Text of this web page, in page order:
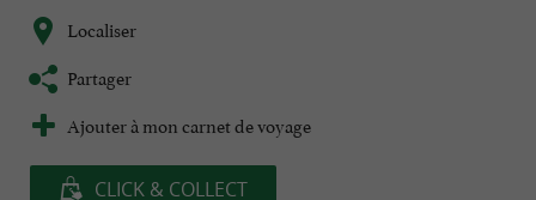
Localiser
Partager
Ajouter à mon carnet de voyage
CLICK & COLLECT